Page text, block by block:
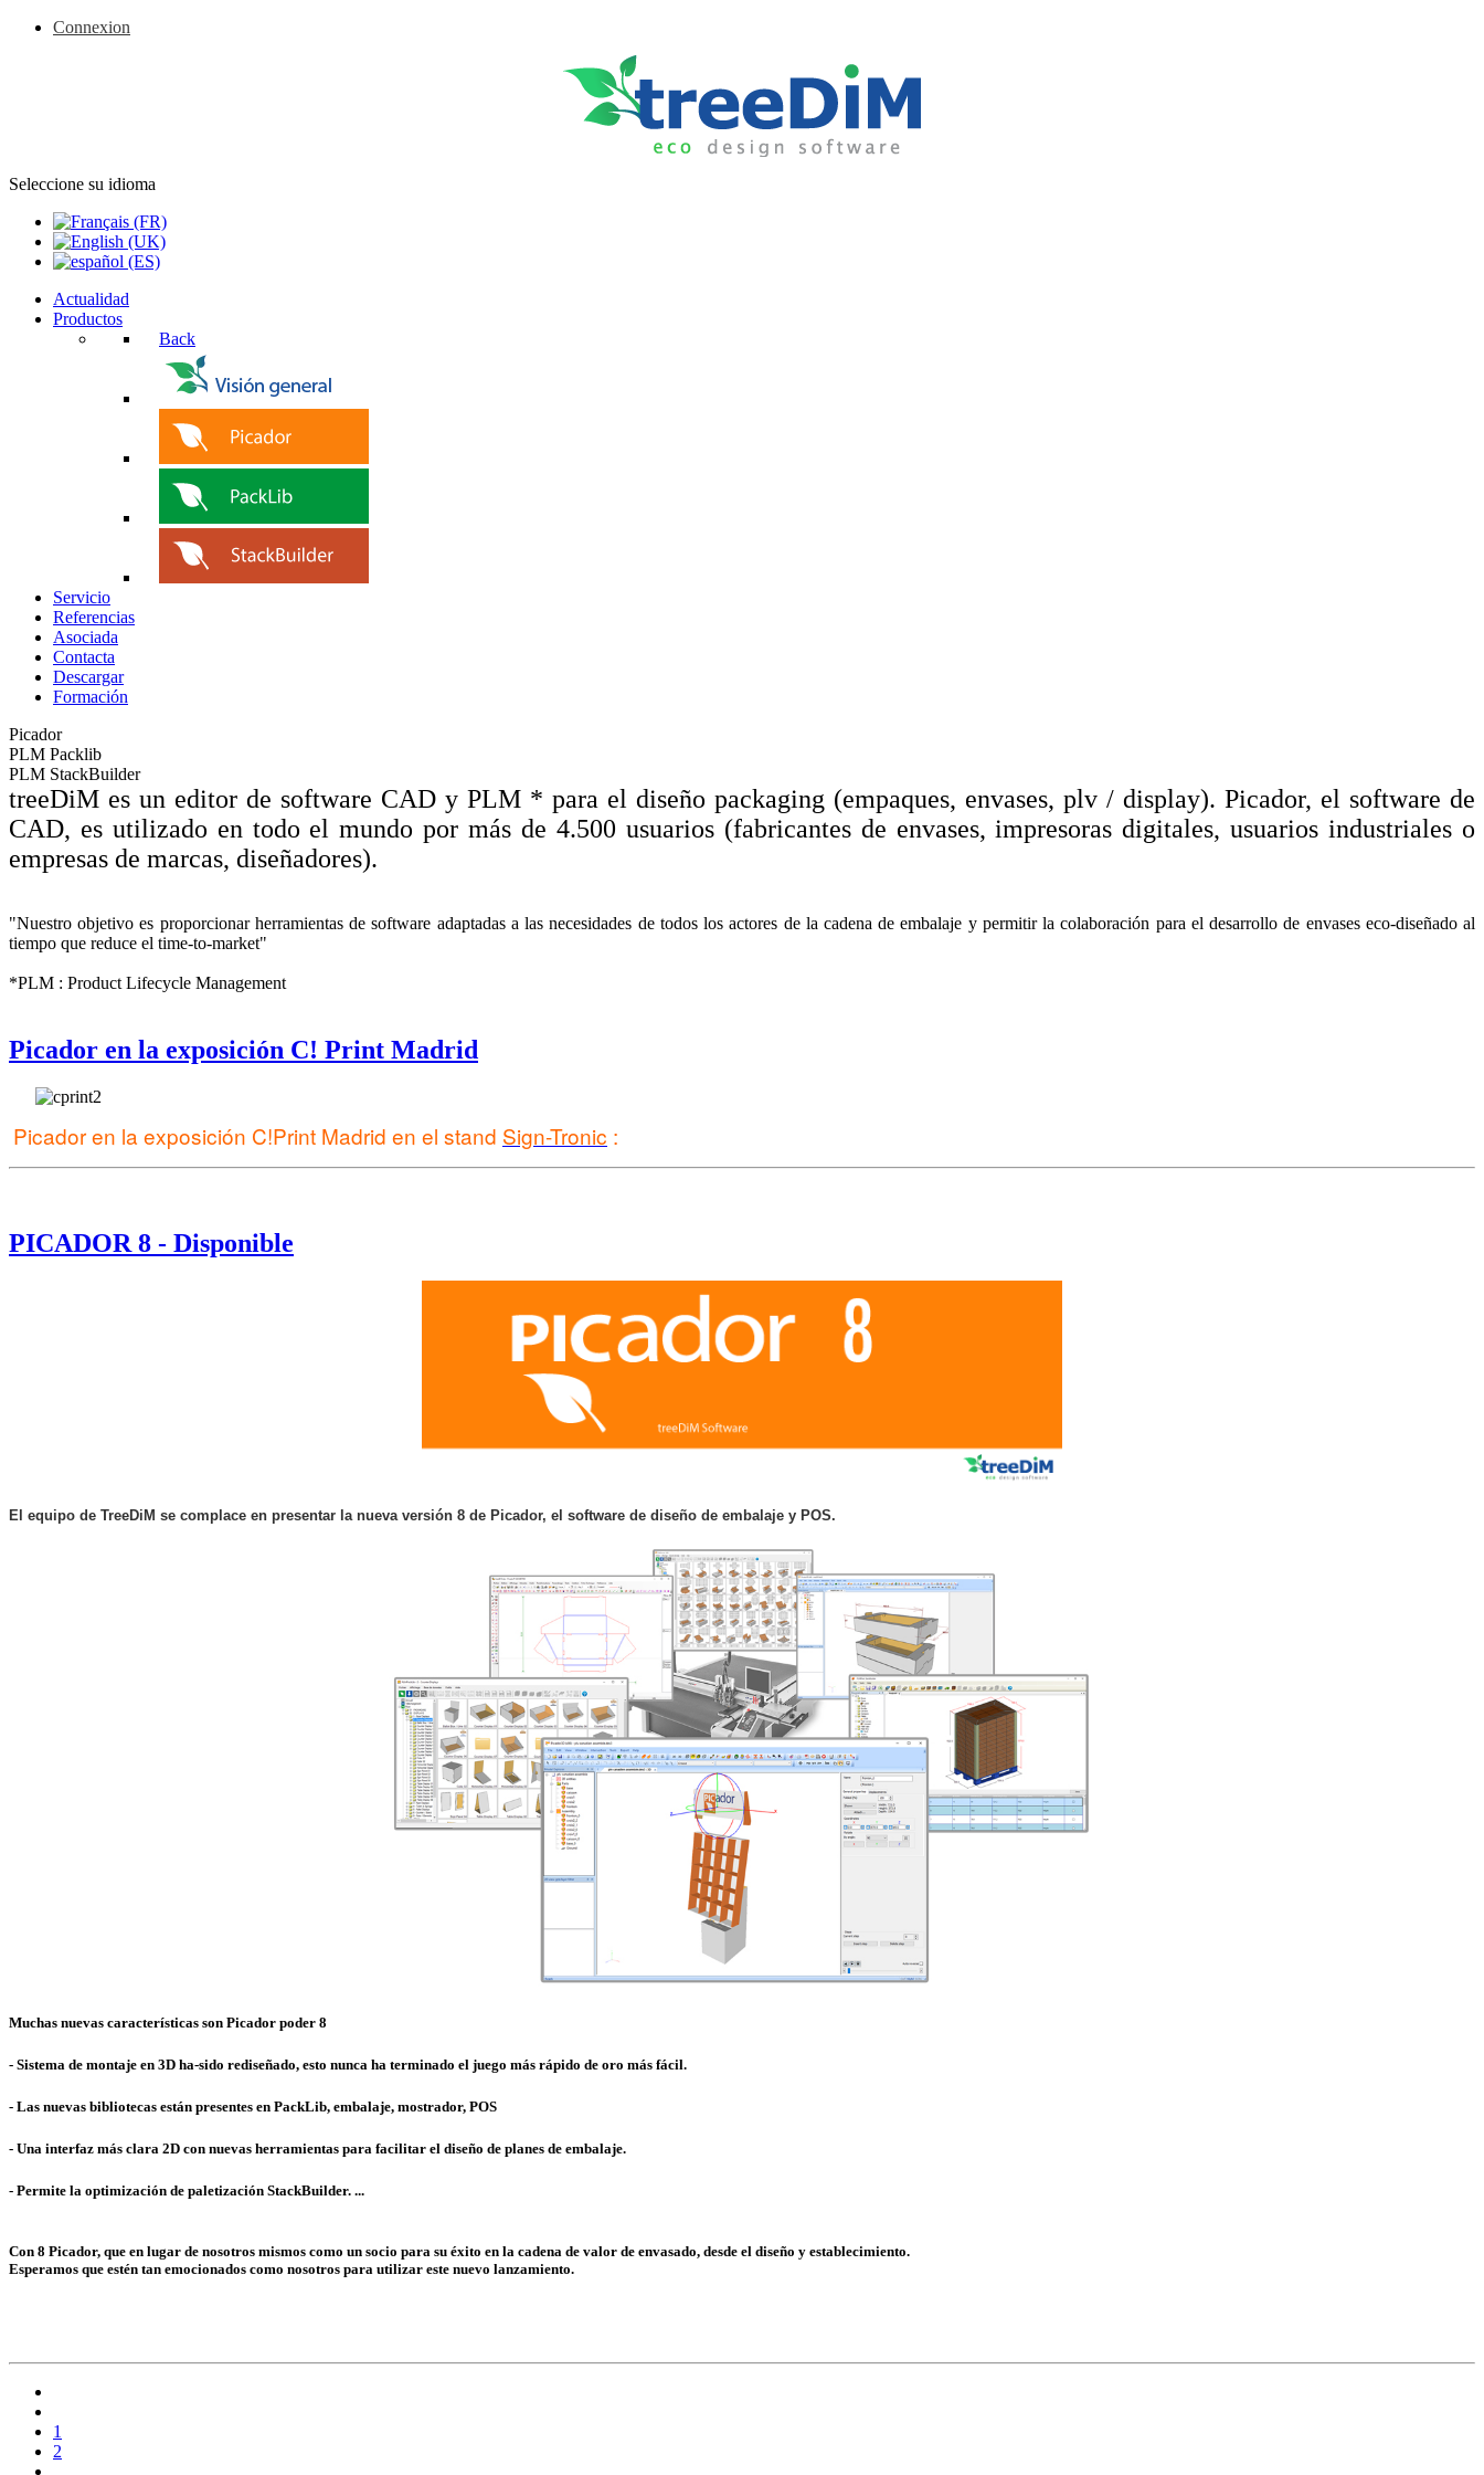
Connexion
Seleccione su idioma
Actualidad
Productos
Back
Servicio
Referencias
Asociada
Contacta
Descargar
Formación
Picador
PLM Packlib
PLM StackBuilder
treeDiM es un editor de software CAD y PLM * para el diseño packaging (empaques, envases, plv / display). Picador, el software de
CAD, es utilizado en todo el mundo por más de 4.500 usuarios (fabricantes de envases, impresoras digitales, usuarios industriales o
empresas de marcas, diseñadores).
"Nuestro objetivo es proporcionar herramientas de software adaptadas a las necesidades de todos los actores de la cadena de embalaje y permitir la colaboración para el desarrollo de envases eco-diseñado al
tiempo que reduce el time-to-market"
*PLM : Product Lifecycle Management
Picador en la exposición C! Print Madrid
Picador en la exposición C!Print Madrid en el stand Sign-Tronic :
PICADOR 8 - Disponible
El equipo de TreeDiM se complace en presentar la nueva versión 8 de Picador, el software de diseño de embalaje y POS.
Muchas nuevas características son Picador poder 8
- Sistema de montaje en 3D ha-sido rediseñado, esto nunca ha terminado el juego más rápido de oro más fácil.
- Las nuevas bibliotecas están presentes en PackLib, embalaje, mostrador, POS
- Una interfaz más clara 2D con nuevas herramientas para facilitar el diseño de planes de embalaje.
- Permite la optimización de paletización StackBuilder. ...
Con 8 Picador, que en lugar de nosotros mismos como un socio para su éxito en la cadena de valor de envasado, desde el diseño y establecimiento.
Esperamos que estén tan emocionados como nosotros para utilizar este nuevo lanzamiento.
1
2